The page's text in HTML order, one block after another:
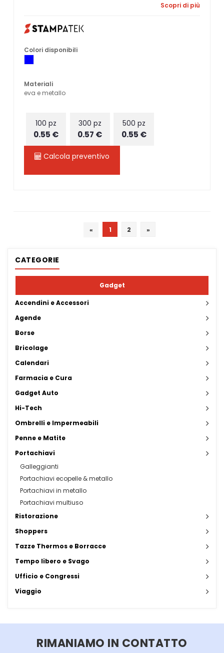
Scopri di più
Colori disponibili
Materiali
eva e metallo
100 pz
0.55 €
300 pz
0.57 €
500 pz
0.55 €
Calcola preventivo
« 1 2 »
CATEGORIE
Gadget
Accendini e Accessori
Agende
Borse
Bricolage
Calendari
Farmacia e Cura
Gadget Auto
Hi-Tech
Ombrelli e Impermeabili
Penne e Matite
Portachiavi
Galleggianti
Portachiavi ecopelle & metallo
Portachiavi in metallo
Portachiavi multiuso
Ristorazione
Shoppers
Tazze Thermos e Borracce
Tempo libero e Svago
Ufficio e Congressi
Viaggio
RIMANIAMO IN CONTATTO